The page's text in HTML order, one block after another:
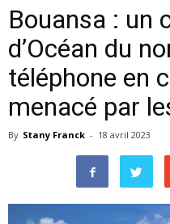
Bouansa : un
d’Océan du
téléphone en
menacé par
By Stany Franck - 18 avril 2023